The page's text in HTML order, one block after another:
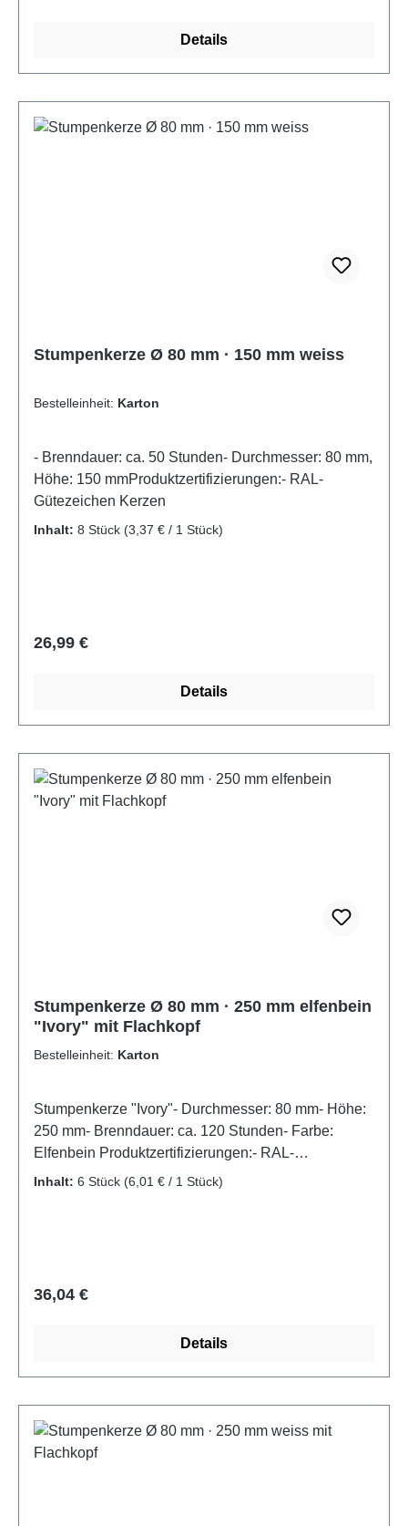
Details
Stumpenkerze Ø 80 mm · 150 mm weiss
Bestelleinheit: Karton
- Brenndauer: ca. 50 Stunden- Durchmesser: 80 mm,
Höhe: 150 mmProduktzertifizierungen:- RAL-
Gütezeichen Kerzen
Inhalt: 8 Stück (3,37 € / 1 Stück)
Regulärer Preis:
26,99 €
Details
Stumpenkerze Ø 80 mm · 250 mm elfenbein
"Ivory" mit Flachkopf
Bestelleinheit: Karton
Stumpenkerze "Ivory"- Durchmesser: 80 mm- Höhe:
250 mm- Brenndauer: ca. 120 Stunden- Farbe:
Elfenbein Produktzertifizierungen:- RAL-
Gütezeichen Kerzen
Inhalt: 6 Stück (6,01 € / 1 Stück)
Regulärer Preis:
36,04 €
Details